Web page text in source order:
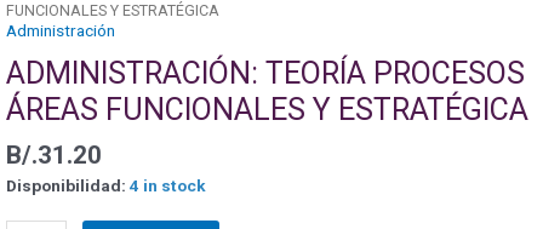
FUNCIONALES Y ESTRATÉGICA
Administración
ADMINISTRACIÓN: TEORÍA PROCESOS
ÁREAS FUNCIONALES Y ESTRATÉGICA
B/.31.20
Disponibilidad: 4 in stock